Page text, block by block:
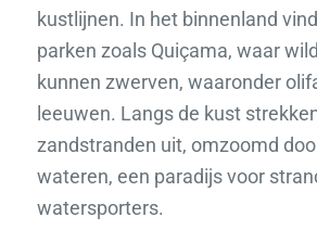
kustlijnen. In het binnenland
parken zoals Quiçama, waar
kunnen zwerven, waaronder
leeuwen. Langs de kust
zandstranden uit, omzoomd
wateren, een paradijs voor
watersporters.